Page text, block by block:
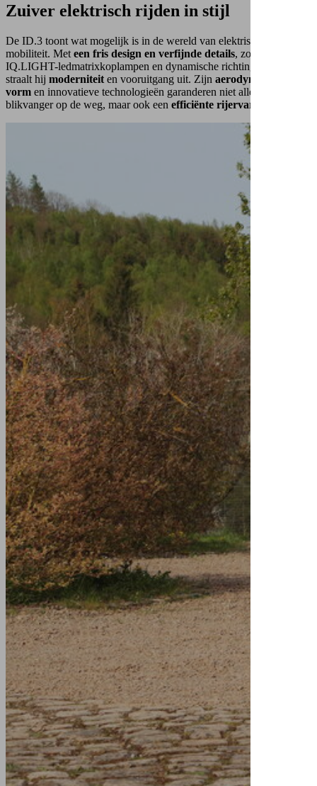
Zuiver elektrisch rijden in stijl
De ID.3 toont wat mogelijk is in de wereld van elektrische
mobiliteit. Met een fris design en verfijnde details, zoals
IQ.LIGHT-ledmatrixkoplampen en dynamische richtingaanwijzers,
straalt hij moderniteit en vooruitgang uit. Zijn aerodynamische
vorm en innovatieve technologieën garanderen niet alleen een
blikvanger op de weg, maar ook een efficiënte rijervaring.